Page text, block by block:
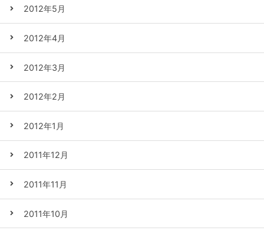
2012年5月
2012年4月
2012年3月
2012年2月
2012年1月
2011年12月
2011年11月
2011年10月